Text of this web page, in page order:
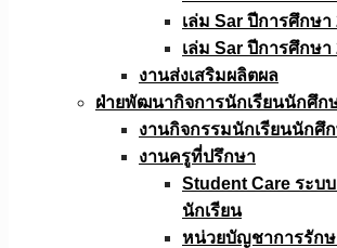
เล่ม Sar ปีการศึกษา
เล่ม Sar ปีการศึกษา
งานส่งเสริมผลิตผล
ฝ่ายพัฒนากิจการนักเรียนนักศึก
งานกิจกรรมนักเรียนนักศึ
งานครูที่ปรึกษา
Student Care ระบ
นักเรียน
หน่วยบัญชาการรัก